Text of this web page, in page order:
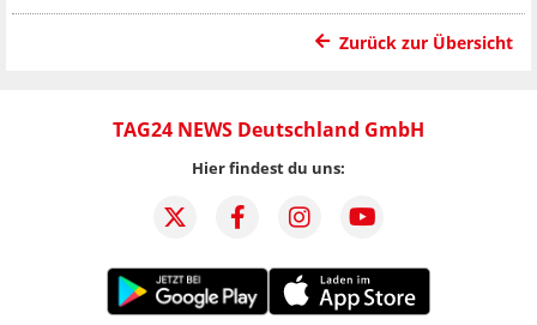
Zurück zur Übersicht
TAG24 NEWS Deutschland GmbH
Hier findest du uns: